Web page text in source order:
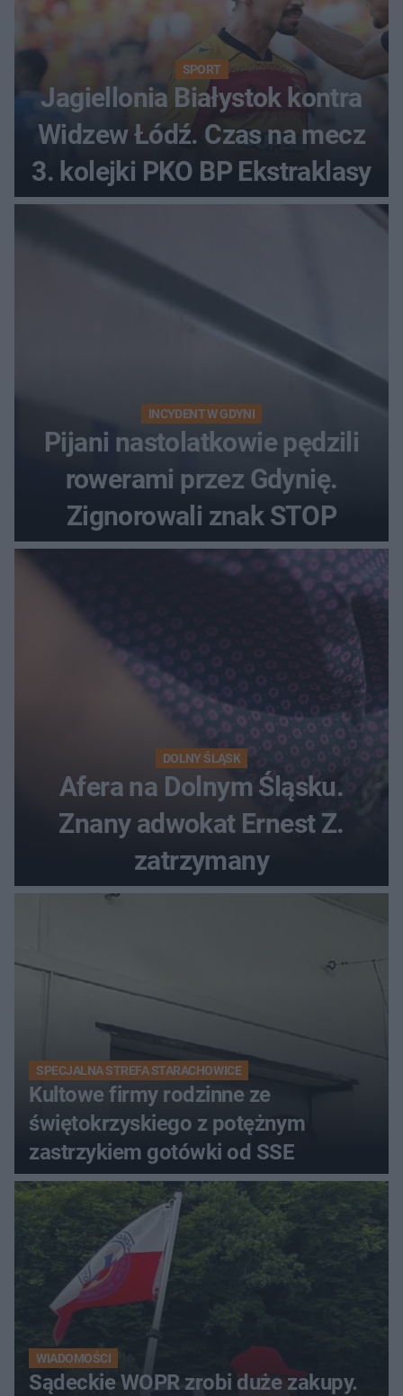
SPORT
Jagiellonia Białystok kontra
Widzew Łódź. Czas na mecz
3. kolejki PKO BP Ekstraklasy
INCYDENT W GDYNI
Pijani nastolatkowie pędzili
rowerami przez Gdynię.
Zignorowali znak STOP
DOLNY ŚLĄSK
Afera na Dolnym Śląsku.
Znany adwokat Ernest Z.
zatrzymany
SPECJALNA STREFA STARACHOWICE
Kultowe firmy rodzinne ze
świętokrzyskiego z potężnym
zastrzykiem gotówki od SSE
WIADOMOŚCI
Sądeckie WOPR zrobi duże zakupy.